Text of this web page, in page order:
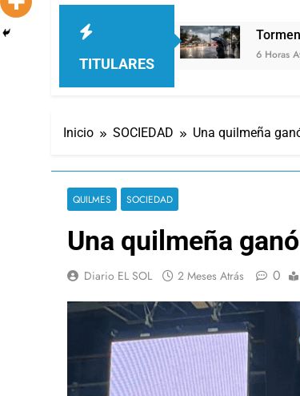
TITULARES
Tormentas severas y
6 Horas Atrás
Inicio SOCIEDAD Una quilmeña
QUILMES SOCIEDAD
Una quilmeña
Diario EL SOL 2 Meses Atrás 0